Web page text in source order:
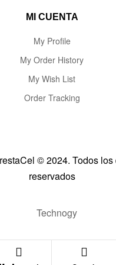
MI CUENTA
My Profile
My Order History
My Wish List
Order Tracking
© 2024. Todos los
reservados